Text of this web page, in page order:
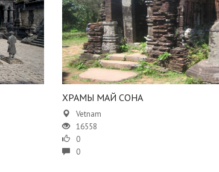
ХРАМЫ МАЙ СОНА
Vetnam
16558
0
0